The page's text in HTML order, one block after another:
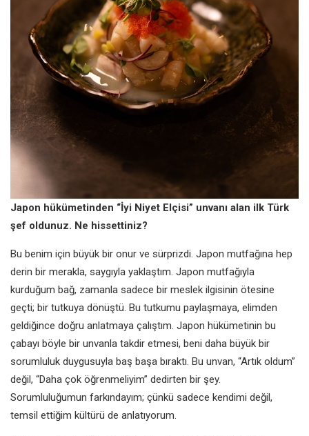
Japon hükümetinden “İyi Niyet Elçisi” unvanı alan ilk Türk
şef oldunuz. Ne hissettiniz?
Bu benim için büyük bir onur ve sürprizdi. Japon mutfağına hep
derin bir merakla, saygıyla yaklaştım. Japon mutfağıyla
kurduğum bağ, zamanla sadece bir meslek ilgisinin ötesine
geçti; bir tutkuya dönüştü. Bu tutkumu paylaşmaya, elimden
geldiğince doğru anlatmaya çalıştım. Japon hükümetinin bu
çabayı böyle bir unvanla takdir etmesi, beni daha büyük bir
sorumluluk duygusuyla baş başa bıraktı. Bu unvan, “Artık oldum”
değil, “Daha çok öğrenmeliyim” dedirten bir şey.
Sorumluluğumun farkındayım; çünkü sadece kendimi değil,
temsil ettiğim kültürü de anlatıyorum.